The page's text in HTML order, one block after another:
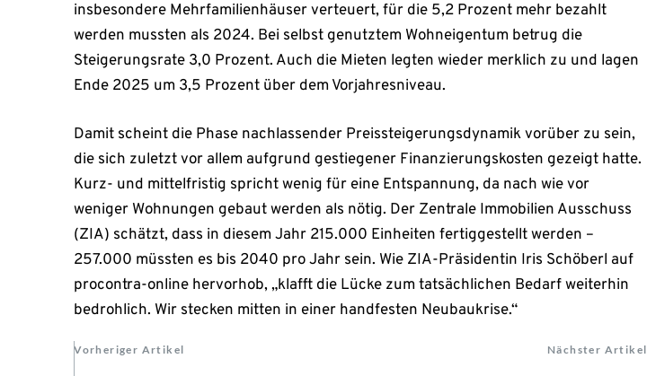
insbesondere Mehrfamilienhäuser verteuert, für die 5,2 Prozent mehr bezahlt
werden mussten als 2024. Bei selbst genutztem Wohneigentum betrug die
Steigerungsrate 3,0 Prozent. Auch die Mieten legten wieder merklich zu und lagen
Ende 2025 um 3,5 Prozent über dem Vorjahresniveau.
Damit scheint die Phase nachlassender Preissteigerungsdynamik vorüber zu sein,
die sich zuletzt vor allem aufgrund gestiegener Finanzierungskosten gezeigt hatte.
Kurz- und mittelfristig spricht wenig für eine Entspannung, da nach wie vor
weniger Wohnungen gebaut werden als nötig. Der Zentrale Immobilien Ausschuss
(ZIA) schätzt, dass in diesem Jahr 215.000 Einheiten fertiggestellt werden –
257.000 müssten es bis 2040 pro Jahr sein. Wie ZIA-Präsidentin Iris Schöberl auf
procontra-online hervorhob, „klafft die Lücke zum tatsächlichen Bedarf weiterhin
bedrohlich. Wir stecken mitten in einer handfesten Neubaukrise.“
Vorheriger Artikel Nächster Artikel